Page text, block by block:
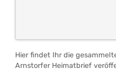
Hier findet Ihr die
Arnstorfer Heimatbrief